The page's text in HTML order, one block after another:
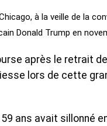
à la veille de la
Donald Trump en
après le retrait
lors de cette
ans avait sillonné